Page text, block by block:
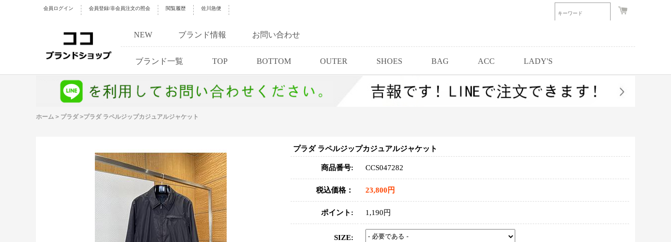
会員ログイン 会員登録/非会員注文の照会 閲覧履歴 佐川急便
NEW ブランド情報 お問い合わせ
ブランド一覧 TOP BOTTOM OUTER SHOES BAG ACC LADY'S
ホーム > プラダ >プラダ ラペルジップカジュアルジャケット
プラダ ラペルジップカジュアルジャケット
商品番号: CCS047282
税込価格： 23,800円
ポイント: 1,190円
SIZE: